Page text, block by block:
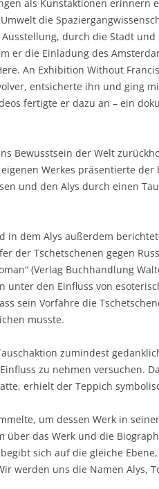
als Kunstaktionen erinnern
die
durch die Stadt und
er die Einladung des
An Exhibition Without
entsicherte ihn und ging
fertigte er dazu an – ein
Bewusstsein der Welt
Werkes präsentierte der
und den Alys durch einen
in dem Alys außerdem
der Tschetschenen gegen
(Verlag Buchhandlung
unter den Einfluss von
sein Vorfahre die
musste.
zumindest
zu nehmen versuchen.
erhielt der Teppich
um dessen Werk in
über das Werk und die
sich auf die gleiche
werden uns die Namen Alys,